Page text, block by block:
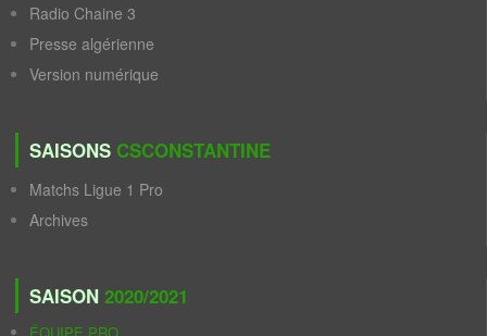
Radio Chaine 3
Presse algérienne
Version numérique
SAISONS CSCONSTANTINE
Matchs Ligue 1 Pro
Archives
SAISON 2020/2021